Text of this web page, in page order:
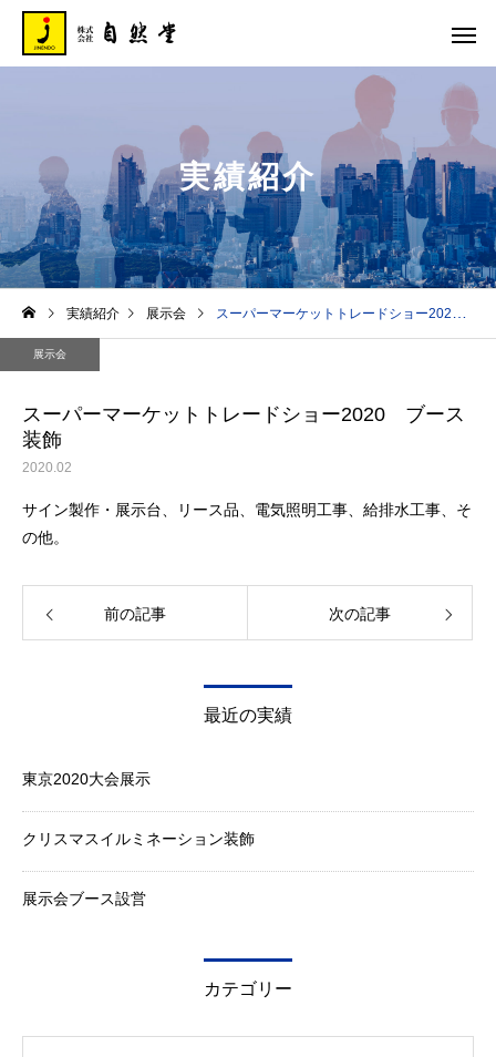
実績紹介
実績紹介 展示会 スーパーマーケットトレードショー2020 ブース装飾
展示会
スーパーマーケットトレードショー2020 ブース
装飾
2020.02
サイン製作・展示台、リース品、電気照明工事、給排水工事、そ
の他。
前の記事 次の記事
最近の実績
東京2020大会展示
クリスマスイルミネーション装飾
展示会ブース設営
カテゴリー